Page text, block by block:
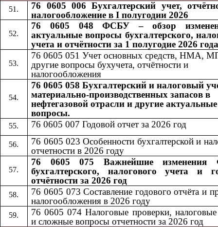
76 0605 006 Бухгалтерский учет,
налогообложение в I полугодии 2026
76 0605 048 ФСБУ – обзор
актуальные вопросы бухгалтерского,
учета и отчётности за 1 полугодие 2026
76 0605 051 Учет основных средств, НМА,
другие вопросы бухучета, отчётности и
налогообложения
76 0605 058 Бухгалтерский и налоговый
материально-производственных запасов в
нефтегазовой отрасли и другие актуальные
вопросы.
76 0605 007 Годовой отчет за 2026 год
76 0605 023 Особенности бухгалтерской и
отчетности в 2026 году
76 0605 075 Важнейшие изменения
бухгалтерского, налогового учета и
отчётности за 2026 год
76 0605 073 Составление годового отчёта и
налогообложения в 2026 году
76 0605 074 Налоговые проверки,
и сложные вопросы отчетности за 2026 год